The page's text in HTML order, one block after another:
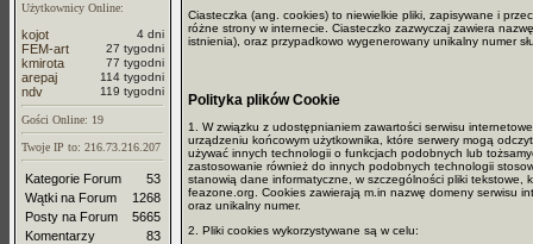
Użytkownicy Online:
kojot 4 dni
FEM-art 27 tygodni
kmirota 77 tygodni
arepaj 114 tygodni
ndv 119 tygodni
Gości Online: 19
Twoje IP to: 216.73.216.207
Kategorie Forum
53
Wątki na Forum
1268
Posty na Forum
5665
Komentarzy
83
Ciasteczka (ang. cookies) to niewielkie pliki, zapisywane i
różne strony w internecie. Ciasteczko zazwyczaj zawiera
istnienia), oraz przypadkowo wygenerowany unikalny numer
Polityka plików Cookie
1. W związku z udostępnianiem zawartości serwisu
urządzeniu końcowym użytkownika, które serwery mogą
używać innych technologii o funkcjach podobnych lub
zastosowanie również do innych podobnych technologii
stanowią dane informatyczne, w szczególności pliki tekstowe,
feazone.org. Cookies zawierają m.in nazwę domeny serwisu
oraz unikalny numer.
2. Pliki cookies wykorzystywane są w celu: